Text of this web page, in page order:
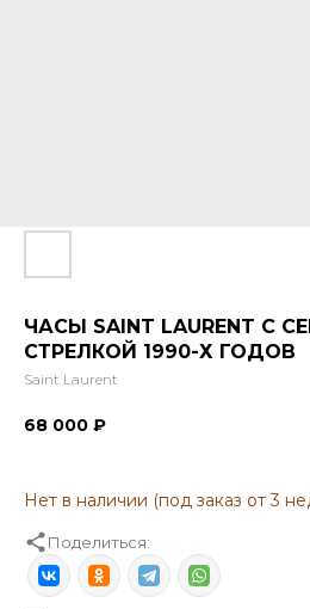
ЧАСЫ SAINT LAURENT С
СТРЕЛКОЙ 1990-Х ГОДОВ
Saint Laurent
68 000 ₽
Поделиться: